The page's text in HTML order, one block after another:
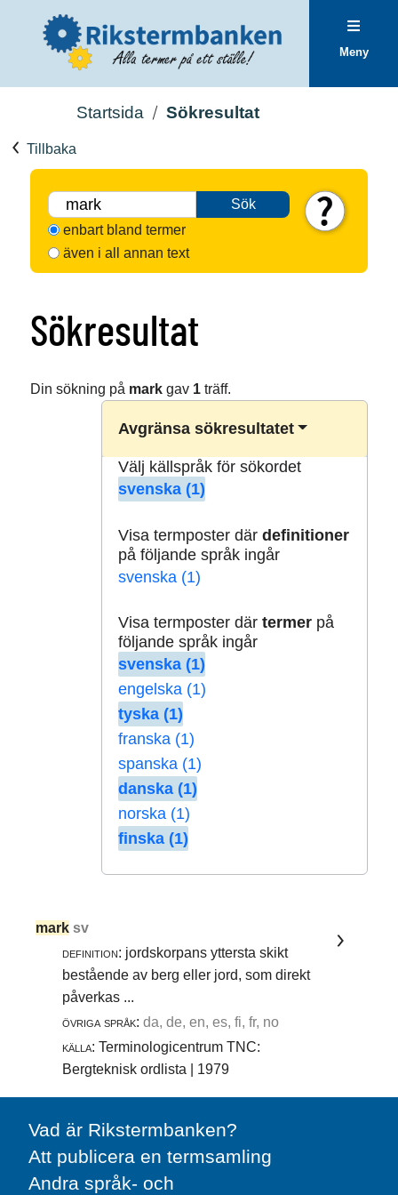
Meny
Startsida Sökresultat
Tillbaka
Sök
enbart bland termer
även i all annan text
Sökresultat
Din sökning på markgav 1träff.
Avgränsa sökresultatet
Välj källspråk för sökordet
svenska (1)
Visa termposter där definitioner
på följande språk ingår
svenska (1)
Visa termposter där termerpå
följande språk ingår
svenska (1)
engelska (1)
tyska (1)
franska (1)
spanska (1)
danska (1)
norska (1)
finska (1)
mark sv
definition: jordskorpans yttersta skikt
bestående av berg eller jord, som direkt
påverkas ...
övriga språk: da, de, en, es, fi, fr, no
källa: Terminologicentrum TNC:
Bergteknisk ordlista | 1979
Vad är Rikstermbanken?
Att publicera en termsamling
Andra språk- och